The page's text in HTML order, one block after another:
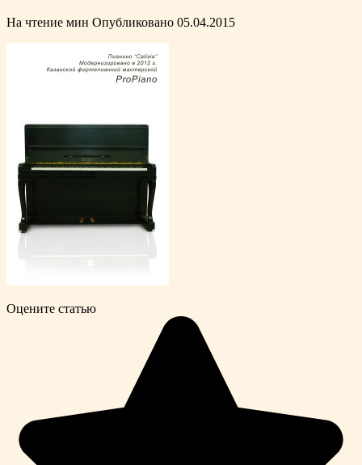
На чтение мин Опубликовано 05.04.2015
Оцените статью